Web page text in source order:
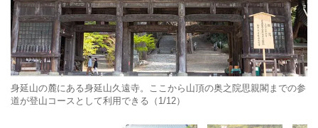
身延山の麓にある身延山久遠寺。ここから山頂の奥之院思親閣までの参
道が登山コースとして利用できる（1/12）